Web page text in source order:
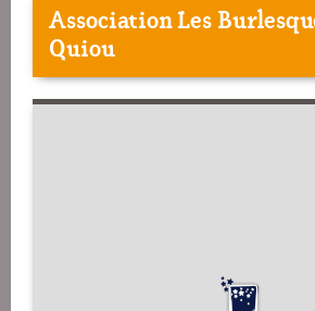
Association Les
Quiou